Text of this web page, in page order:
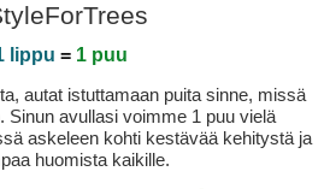
lippu = 1 puu
autat istuttamaan puita sinne, missä
Sinun avullasi voimme 1 puu vielä
askeleen kohti kestävää kehitystä ja
huomista kaikille.